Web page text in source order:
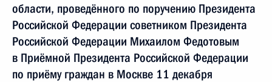
области, проведённого по поручению Президента
Российской Федерации советником Президента
Российской Федерации Михаилом Федотовым
в Приёмной Президента Российской Федерации
по приёму граждан в Москве 11 декабря